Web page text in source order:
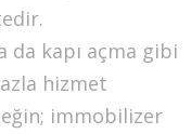
kapı açma gibi
hizmet
immobilizer